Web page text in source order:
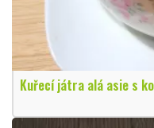
Kuřecí játra alá asie s